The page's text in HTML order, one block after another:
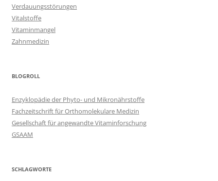
Verdauungsstörungen
Vitalstoffe
Vitaminmangel
Zahnmedizin
BLOGROLL
Enzyklopädie der Phyto- und Mikronährstoffe
Fachzeitschrift für Orthomolekulare Medizin
Gesellschaft für angewandte Vitaminforschung
GSAAM
SCHLAGWORTE